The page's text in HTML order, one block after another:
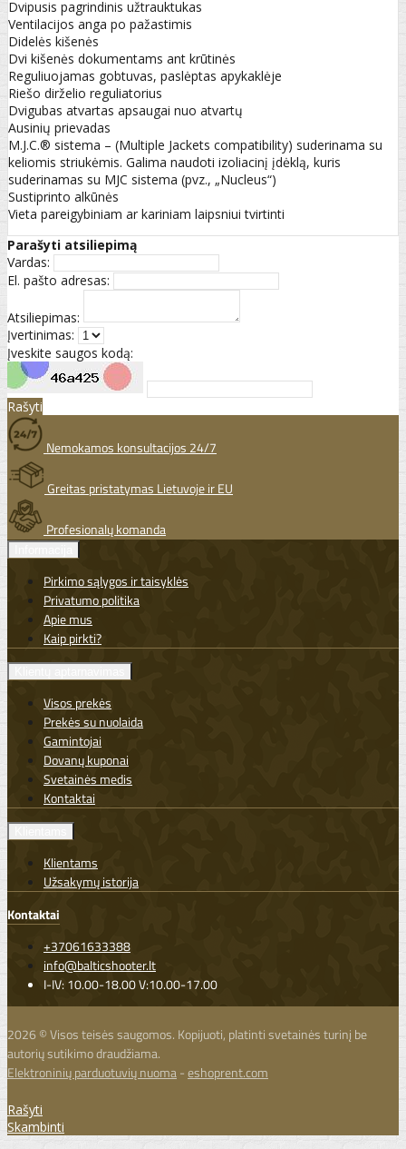
Dvipusis pagrindinis užtrauktukas
Ventilacijos anga po pažastimis
Didelės kišenės
Dvi kišenės dokumentams ant krūtinės
Reguliuojamas gobtuvas, paslėptas apykaklėje
Riešo dirželio reguliatorius
Dvigubas atvartas apsaugai nuo atvartų
Ausinių prievadas
M.J.C.® sistema – (Multiple Jackets compatibility) suderinama su
keliomis striukėmis. Galima naudoti izoliacinį įdėklą, kuris
suderinamas su MJC sistema (pvz., „Nucleus“)
Sustiprinto alkūnės
Vieta pareigybiniam ar kariniam laipsniui tvirtinti
Parašyti atsiliepimą
Vardas:
El. pašto adresas:
Atsiliepimas:
Įvertinimas:
Įveskite saugos kodą:
Rašyti
Nemokamos konsultacijos 24/7
Greitas pristatymas Lietuvoje ir EU
Profesionalų komanda
Pirkimo sąlygos ir taisyklės
Privatumo politika
Apie mus
Kaip pirkti?
Visos prekės
Prekės su nuolaida
Gamintojai
Dovanų kuponai
Svetainės medis
Kontaktai
Klientams
Užsakymų istorija
Kontaktai
+37061633388
info@balticshooter.lt
I-IV: 10.00-18.00 V:10.00-17.00
2026 © Visos teisės saugomos. Kopijuoti, platinti svetainės turinį be
autorių sutikimo draudžiama.
Elektroninių parduotuvių nuoma-eshoprent.com
Rašyti
Skambinti